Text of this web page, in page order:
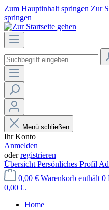
Zum Hauptinhalt springen Zur
springen
Menü schließen
Ihr Konto
Anmelden
oderregistrieren
Übersicht Persönliches Profil
0,00 € Warenkorb enthält 0
0,00 €.
Home